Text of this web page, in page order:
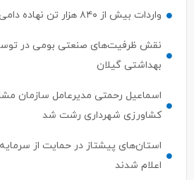
واردات بیش از ۸۴۰ هزار تن نهاده دامی از بنادر كاسپین و انزلی
نقش ظرفیت‌های صنعتی بومی در
بهداشتی گیلان
اسماعیل رحمتی مدیرعامل سازمان
کشاورزی شهرداری رشت شد
استان‌های پیشتاز در حمایت از
اعلام شدند